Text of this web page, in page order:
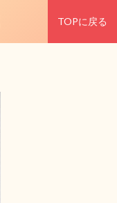
TOPに戻る